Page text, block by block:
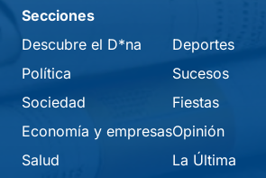
Secciones
Descubre el D*na
Política
Sociedad
Economía y empresas
Salud
Deportes
Sucesos
Fiestas
Opinión
La Última